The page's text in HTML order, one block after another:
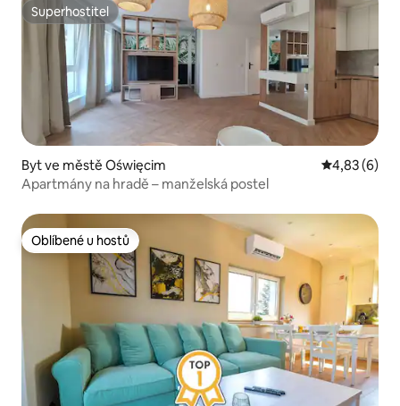
Superhostitel
Superhostitel
Byt ve městě Oświęcim Průměrné
4,83 (6)
Apartmány na hradě – manželská postel
Oblíbené u hostů
Oblíbené u hostů